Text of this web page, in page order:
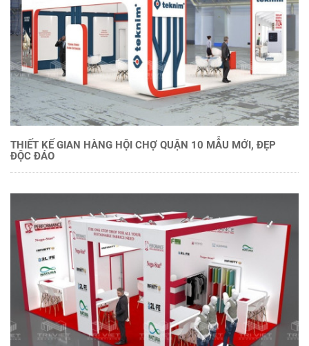
THIẾT KẾ GIAN HÀNG HỘI CHỢ QUẬN 10 MẪU MỚI, ĐẸP
ĐỘC ĐÁO